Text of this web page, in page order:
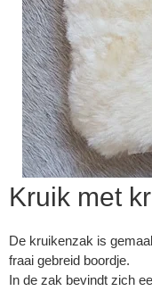
Kruik met
De kruikenzak is
fraai gebreid boordje.
In de zak bevindt zich